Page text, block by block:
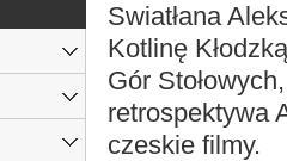
Swiatłana
Kotlinę
Gór
retrospektywa
czeskie filmy.